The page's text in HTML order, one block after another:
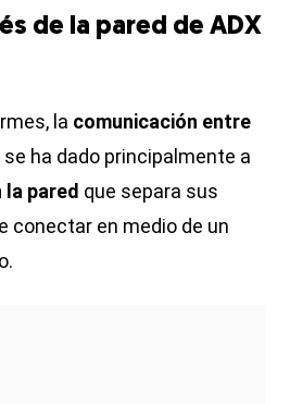
de la pared de ADX
la comunicación entre
se ha dado principalmente a
la pared que separa sus
conectar en medio de un